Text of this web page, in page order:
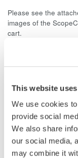
This website
We use cookies
provide social
We also share
our social media,
may combine it
Please see the
images of the
cart.
相关产品和解